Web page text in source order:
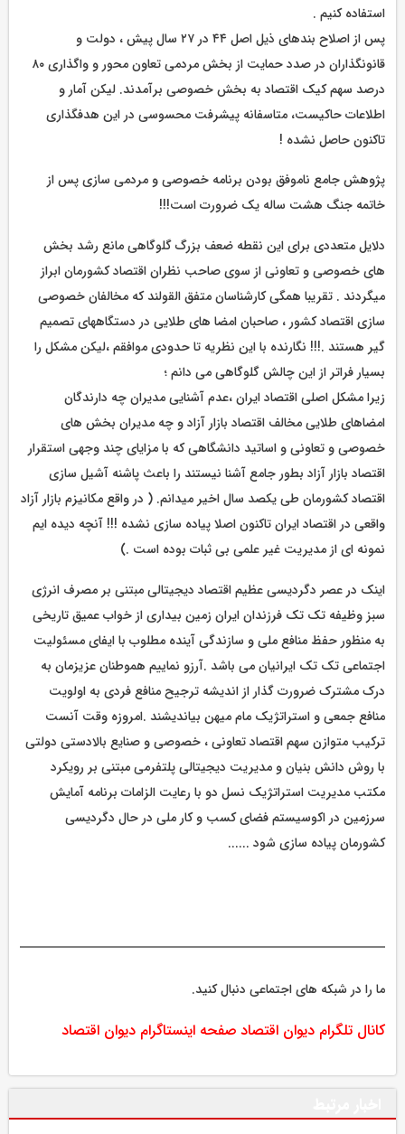
استفاده کنیم .
پس از اصلاح بندهای ذیل اصل ۴۴ در ۲۷ سال پیش ، دولت و
قانونگذاران در صدد حمایت از بخش مردمی تعاون محور و واگذاری ۸۰
درصد سهم کیک اقتصاد به بخش خصوصی برآمدند. لیکن آمار و
اطلاعات حاکیست، متاسفانه پیشرفت محسوسی در این هدفگذاری
تاکنون حاصل نشده !
پژوهش جامع ناموفق بودن برنامه خصوصی و مردمی سازی پس از
خاتمه جنگ هشت ساله یک ضرورت است!!!
دلایل متعددی برای این نقطه ضعف بزرگ گلوگاهی مانع رشد بخش
های خصوصی و تعاونی از سوی صاحب نظران اقتصاد کشورمان ابراز
میگردند . تقریبا همگی کارشناسان متفق القولند که مخالفان خصوصی
سازی اقتصاد کشور ، صاحبان امضا های طلایی در دستگاههای تصمیم
گیر هستند .!!! نگارنده با این نظریه تا حدودی موافقم ،لیکن مشکل را
بسیار فراتر از این چالش گلوگاهی می دانم ؛
زیرا مشکل اصلی اقتصاد ایران ،عدم آشنایی مدیران چه دارندگان
امضاهای طلایی مخالف اقتصاد بازار آزاد و چه مدیران بخش های
خصوصی و تعاونی و اساتید دانشگاهی که با مزایای چند وجهی استقرار
اقتصاد بازار آزاد بطور جامع آشنا نیستند را باعث پاشنه آشیل سازی
اقتصاد کشورمان طی یکصد سال اخیر میدانم. ( در واقع مکانیزم بازار آزاد
واقعی در اقتصاد ایران تاکنون اصلا پیاده سازی نشده !!! آنچه دیده ایم
نمونه ای از مدیریت غیر علمی بی ثبات بوده است .)
اینک در عصر دگردیسی عظیم اقتصاد دیجیتالی مبتنی بر مصرف انرژی
سبز وظیفه تک تک فرزندان ایران زمین بیداری از خواب عمیق تاریخی
به منظور حفظ منافع ملی و سازندگی آینده مطلوب با ایفای مسئولیت
اجتماعی تک تک ایرانیان می باشد .آرزو نماییم هموطنان عزیزمان به
درک مشترک ضرورت گذار از اندیشه ترجیح منافع فردی به اولویت
منافع جمعی و استراتژیک مام میهن بیاندیشند .امروزه وقت آنست
ترکیب متوازن سهم اقتصاد تعاونی ، خصوصی و صنایع بالادستی دولتی
با روش دانش بنیان و مدیریت دیجیتالی پلتفرمی مبتنی بر رویکرد
مکتب مدیریت استراتژیک نسل دو با رعایت الزامات برنامه آمایش
سرزمین در اکوسیستم فضای کسب و کار ملی در حال دگردیسی
کشورمان پیاده سازی شود ......
ما را در شبکه های اجتماعی دنبال کنید.
کانال تلگرام دیوان اقتصاد صفحه اینستاگرام دیوان اقتصاد